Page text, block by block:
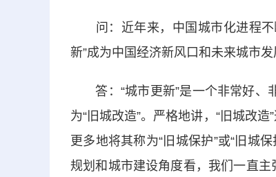
问：近年来，中国城市化进程不
新”成为中国经济新风口和未来城市
答：“城市更新”是一个非常好、
为“旧城改造”。严格地讲，“旧城改
更多地将其称为“旧城保护”或“旧城
规划和城市建设角度看，我们一直